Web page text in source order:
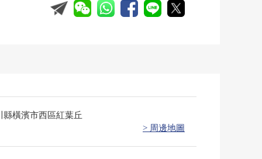
縣橫濱市西區紅葉丘
> 周邊地圖